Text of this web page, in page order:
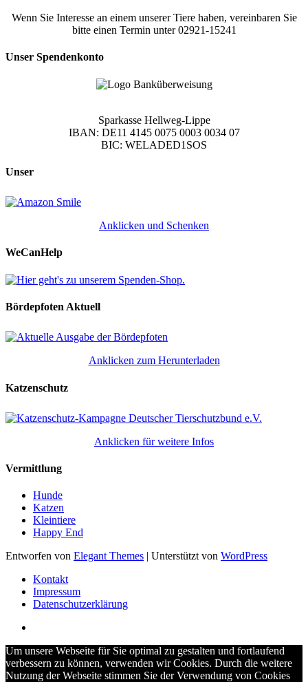
Wenn Sie Interesse an einem unserer Tiere haben, vereinbaren Sie
bitte einen Termin unter 02921-15241
Unser Spendenkonto
Sparkasse Hellweg-Lippe
IBAN: DE11 4145 0075 0003 0034 07
BIC: WELADED1SOS
Unser
Anklicken und Schenken
WeCanHelp
Bördepfoten Aktuell
Anklicken zum Herunterladen
Katzenschutz
Anklicken für weitere Infos
Vermittlung
Hunde
Katzen
Kleintiere
Happy End
Entworfen von Elegant Themes | Unterstützt von WordPress
Kontakt
Impressum
Datenschutzerklärung
Um unsere Webseite für Sie optimal zu gestalten und fortlaufend
verbessern zu können, verwenden wir Cookies. Durch die weitere
Nutzung der Webseite stimmen Sie der Verwendung von Cookies